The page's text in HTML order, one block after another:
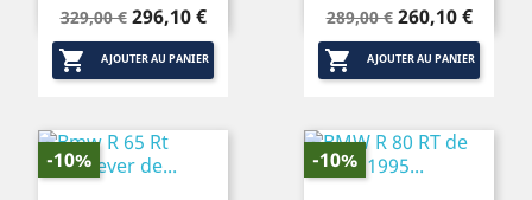
Prix
de
base
329,00 € Prix
296,10 €
 AJOUTER AU PANIER
Prix
de
base
289,00 € Prix
260,10 €
 AJOUTER AU PANIER
-10% -10%